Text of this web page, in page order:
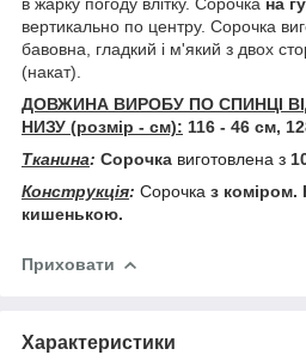
вертикально по центру. Сорочка
бавовна, гладкий і м'який з двох
(накат).
ДОВЖИНА ВИРОБУ ПО СПИНЦІ
НИЗУ (розмір - см): 116 - 46 см,
Тканина: Сорочка виготовлена з
Конструкція: Сорочка з коміром.
кишенькою.
Приховати
Характеристики